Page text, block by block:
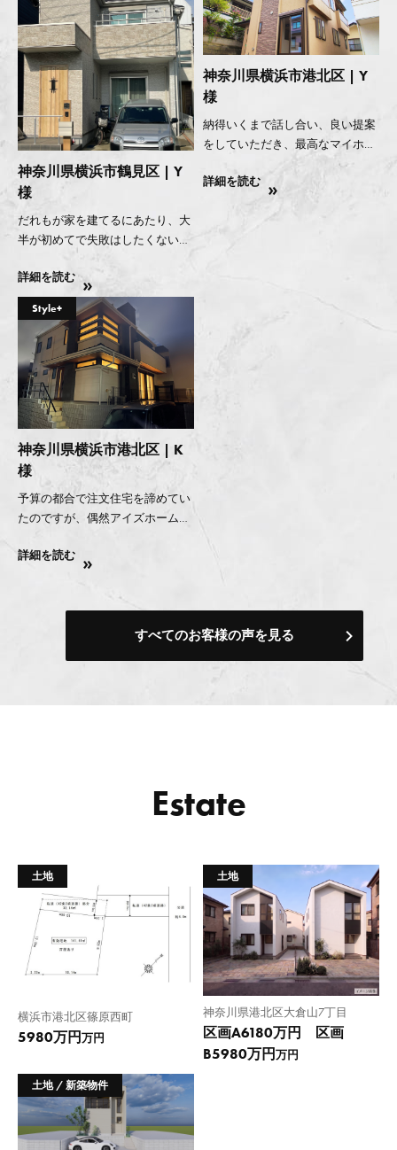
神奈川県横浜市鶴見区 | Y
様
だれもが家を建てるにあたり、大
半が初めてで失敗はしたくないも
り想像を遙かに上まわるマイホー
ムを建てることが出来ました。
詳細を読む
神奈川県横浜市港北区 | Y
様
納得いくまで話し合い、良い提案
をしていただき、最高なマイホー
詳細を読む
Style+
神奈川県横浜市港北区 | K
様
予算の都合で注文住宅を諦めてい
たのですが、偶然アイズホームさ
文住宅のような長期優良住宅の建
詳細を読む
すべてのお客様の声を見る
Estate
土地
5980万円万円
横浜市港北区篠原西町
土地
区画A6180万円 区画
B5980万円万円
神奈川県港北区大倉山7丁目
土地 / 新築物件